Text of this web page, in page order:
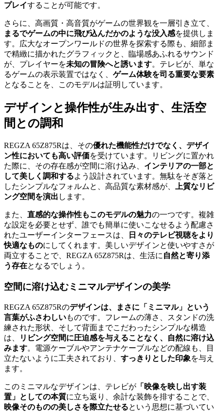
プレイすることが可能です。
さらに、高画質・高音質がゲームの世界観を一層引き立て、
まるでゲームの中に飛び込んだかのような没入感を提供しま
す。広大なオープンワールドの世界を探索する際も、細部ま
で精緻に描かれたグラフィックと、臨場感あふれるサウンド
が、プレイヤーを未知の冒険へと誘います。テレビが、単な
るゲームの表示装置ではなく、 ゲーム体験を司る重要な要素
となることを、このモデルは証明しています。
デザインと操作性が生み出す、生活空
間との調和
REGZA 65Z875Rは、その優れた機能性だけでなく、デザイ
ン性においても高い評価を受けています。リビングに置かれ
た際に、その存在感が空間に溶け込み、 インテリアの一部と
して美しく調和するよう設計されています。無駄をそぎ落と
したシンプルなフォルムと、高品質な素材感が、
上質なリビ
ング空間を演出 します。
また、 直感的な操作性もこのモデルの魅力の一つです。複雑
な設定を必要とせず、誰でも簡単に使いこなせるよう配慮さ
れたユーザーインターフェースは、
日々のテレビ視聴をより
快適なものにしてくれます。美しいデザインと使いやすさが
両立することで、REGZA 65Z875Rは、生活に 自然と寄り添
う存在となるでしょう。
空間に溶け込むミニマルデザインの美学
REGZA 65Z875Rのデザインは、まさに「ミニマル」という
言葉がふさわしいものです。フレームの薄さ、スタンドの洗
練された形状、そして背面までこだわったシンプルな構造
は、
リビング空間に圧迫感を与えることなく、自然に溶け込
みます。電源ケーブルやアンテナケーブルなどの配線も、目
立たないように工夫されており、 すっきりとした印象を与え
ます。
このミニマルなデザインは、テレビが 「映像を映し出す装
置」としての本質に立ち返り、余計な装飾を排することで、
映像そのものの美しさを際立たせるという思想に基づいてい